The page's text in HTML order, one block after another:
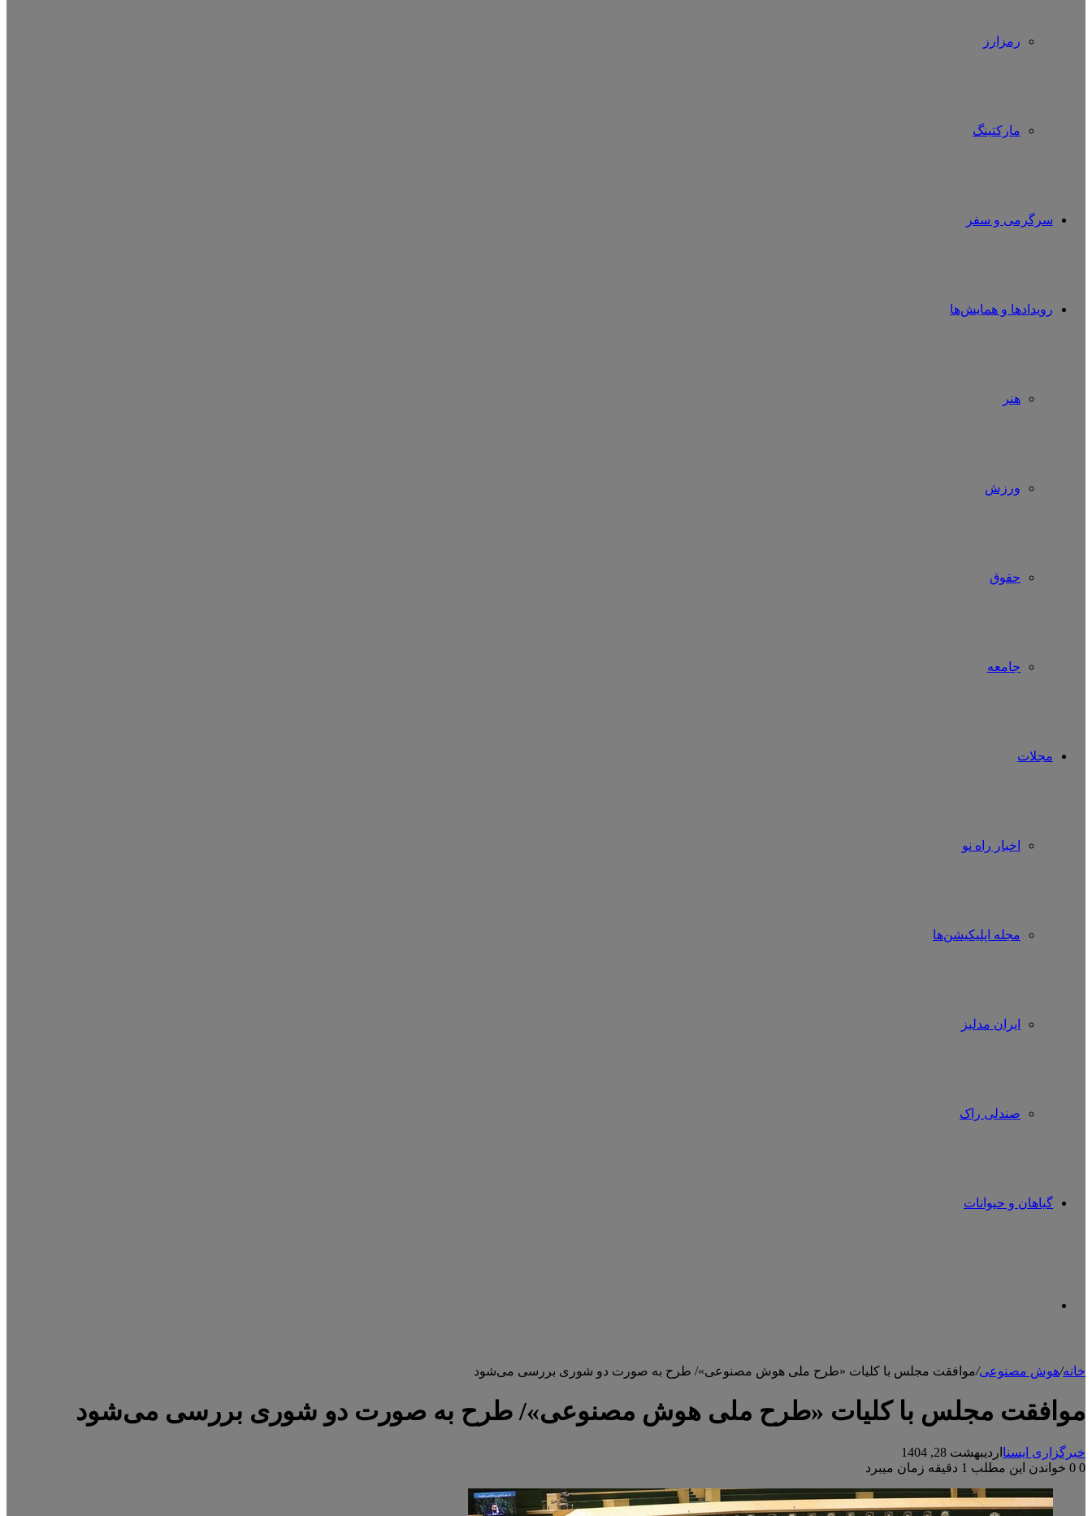
رمزارز
مارکتینگ
سرگرمی و سفر
رویدادها و همایش‌ها
هنر
ورزش
حقوق
جامعه
مجلات
اخبار راه نو
مجله اپلیکیشن‌ها
ایران مدلبز
صندلی راک
گیاهان و حیوانات
خانه/هوش مصنوعی/موافقت مجلس با کلیات «طرح ملی هوش مصنوعی»/ طرح به صورت دو شوری بررسی می‌شود
موافقت مجلس با کلیات «طرح ملی هوش مصنوعی»/ طرح به صورت دو شوری بررسی می‌شود
خبرگزاری ایسنا اردیبهشت 28, 1404
0
خواندن این مطلب 1 دقیقه زمان میبرد